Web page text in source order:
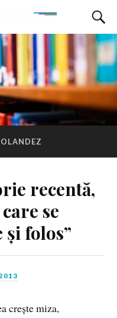
recentă,
se
și folos”
crește miza,